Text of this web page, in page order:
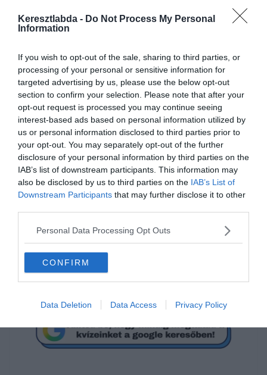
Keresztlabda - Do Not Process My Personal
Information
If you wish to opt-out of the sale, sharing to third parties, or
processing of your personal or sensitive information for
targeted advertising by us, please use the below opt-out
section to confirm your selection. Please note that after your
opt-out request is processed you may continue seeing
interest-based ads based on personal information utilized by
us or personal information disclosed to third parties prior to
your opt-out. You may separately opt-out of the further
disclosure of your personal information by third parties on the
IAB’s list of downstream participants. This information may
also be disclosed by us to third parties on the IAB’s List of
Downstream Participants that may further disclose it to other
Personal Data Processing Opt Outs
CONFIRM
Data Deletion Data Access Privacy Policy
Melyik film címét rejtik az
emojik?
Kaliforniai álom
Angyalok városa